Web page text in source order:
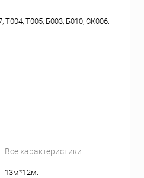
Т005, Б003, Б010, СК006.
Все характеристики
13м*12м.